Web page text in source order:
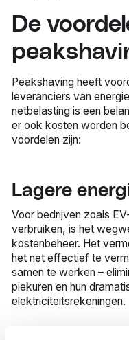
De
Peakshaving heeft
leveranciers van
netbelasting is een
er ook kosten worden
voordelen zijn:
Lagere
Voor bedrijven zoals
verbruiken, is het
kostenbeheer. Het
het net effectief te
samen te werken –
piekuren en hun
elektriciteitsrekeningen.